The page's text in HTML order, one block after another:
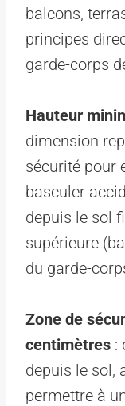
balcons,
principes
garde-corps
Hauteur
dimension
sécurité pour
basculer
depuis le sol
supérieure
du garde-
Zone de
centimètres :
depuis le sol,
permettre à